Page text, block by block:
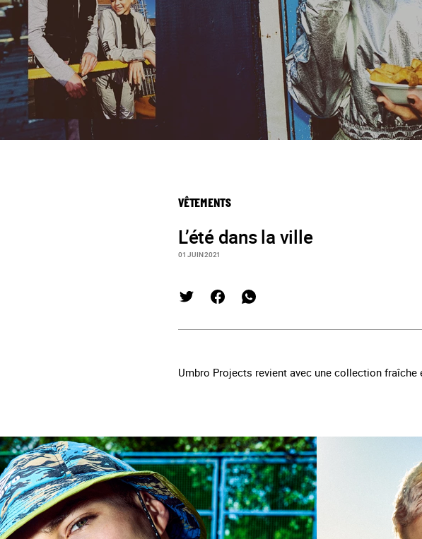
VÊTEMENTS
L’été dans la ville
01 JUIN 2021
Umbro Projects revient avec une collection